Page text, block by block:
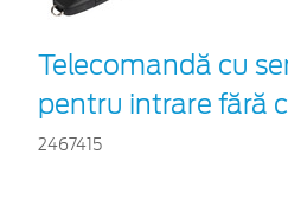
Telecomandă cu
pentru intrare fără
2467415